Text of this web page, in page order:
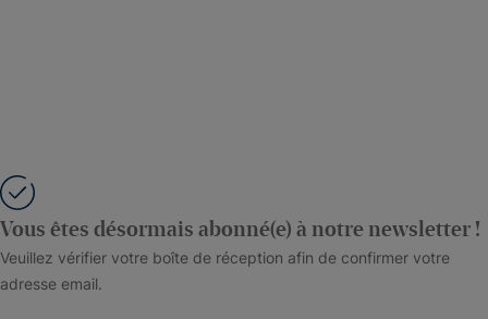
Vous êtes désormais abonné(e) à notre newsletter !
Veuillez vérifier votre boîte de réception afin de confirmer votre
adresse email.